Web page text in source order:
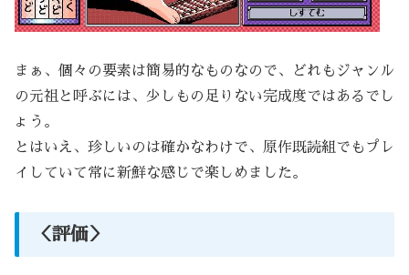
まぁ、個々の要素は簡易的なものなので、どれもジャンル
の元祖と呼ぶには、少しもの足りない完成度ではあるでし
ょう。
とはいえ、珍しいのは確かなわけで、原作既読組でもプレ
イしていて常に新鮮な感じで楽しめました。
＜評価＞